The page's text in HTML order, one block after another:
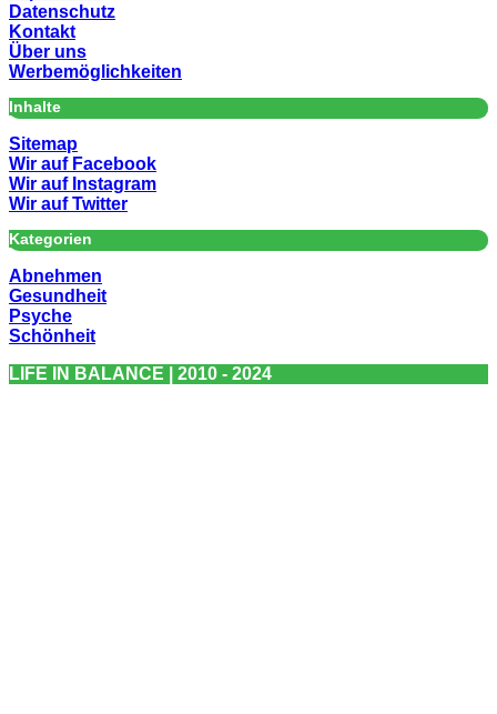
Datenschutz
Kontakt
Über uns
Werbemöglichkeiten
Inhalte
Sitemap
Wir auf Facebook
Wir auf Instagram
Wir auf Twitter
Kategorien
Abnehmen
Gesundheit
Psyche
Schönheit
LIFE IN BALANCE | 2010 - 2024